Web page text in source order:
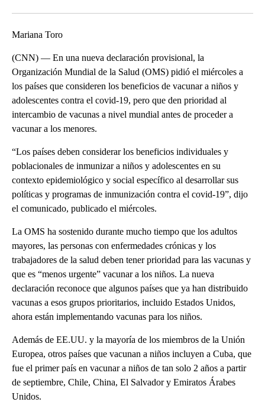
Mariana Toro
(CNN) — En una nueva declaración provisional, la
Organización Mundial de la Salud (OMS) pidió el miércoles a
los países que consideren los beneficios de vacunar a niños y
adolescentes contra el covid-19, pero que den prioridad al
intercambio de vacunas a nivel mundial antes de proceder a
vacunar a los menores.
“Los países deben considerar los beneficios individuales y
poblacionales de inmunizar a niños y adolescentes en su
contexto epidemiológico y social específico al desarrollar sus
políticas y programas de inmunización contra el covid-19”, dijo
el comunicado, publicado el miércoles.
La OMS ha sostenido durante mucho tiempo que los adultos
mayores, las personas con enfermedades crónicas y los
trabajadores de la salud deben tener prioridad para las vacunas y
que es “menos urgente” vacunar a los niños. La nueva
declaración reconoce que algunos países que ya han distribuido
vacunas a esos grupos prioritarios, incluido Estados Unidos,
ahora están implementando vacunas para los niños.
Además de EE.UU. y la mayoría de los miembros de la Unión
Europea, otros países que vacunan a niños incluyen a Cuba, que
fue el primer país en vacunar a niños de tan solo 2 años a partir
de septiembre, Chile, China, El Salvador y Emiratos Árabes
Unidos.